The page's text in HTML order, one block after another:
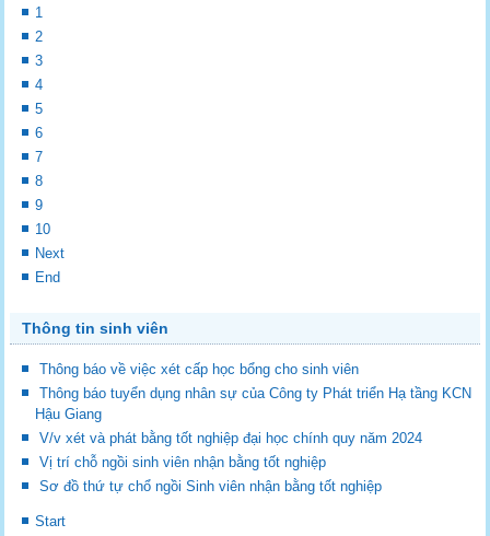
1
2
3
4
5
6
7
8
9
10
Next
End
Thông tin sinh viên
Thông báo về việc xét cấp học bổng cho sinh viên
Thông báo tuyển dụng nhân sự của Công ty Phát triển Hạ tầng KCN
Hậu Giang
V/v xét và phát bằng tốt nghiệp đại học chính quy năm 2024
Vị trí chỗ ngồi sinh viên nhận bằng tốt nghiệp
Sơ đồ thứ tự chổ ngồi Sinh viên nhận bằng tốt nghiệp
Start